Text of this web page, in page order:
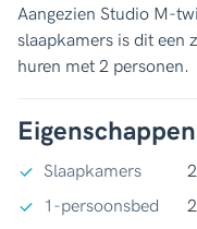
Aangezien Studio M-
slaapkamers is dit een
huren met 2 personen.
Eigenschappen
Slaapkamers
2
1-persoonsbed
2